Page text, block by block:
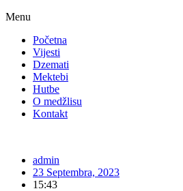
Menu
Početna
Vijesti
Dzemati
Mektebi
Hutbe
O medžlisu
Kontakt
admin
23 Septembra, 2023
15:43